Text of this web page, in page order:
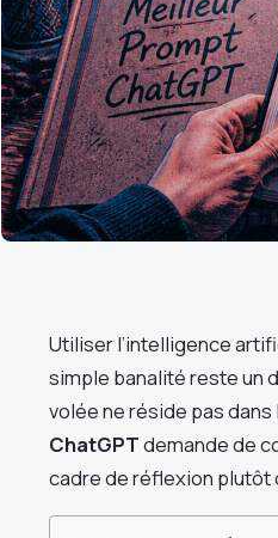
Utiliser l’intelligence
simple banalité reste un
volée ne réside pas dans
ChatGPTdemande de
cadre de réflexion plutôt